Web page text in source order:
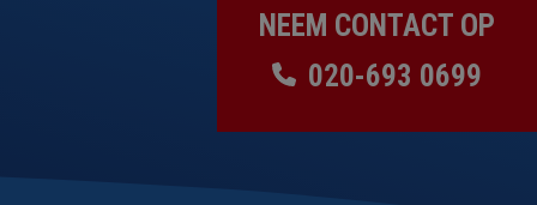
NEEM CONTACT OP
020-693 0699